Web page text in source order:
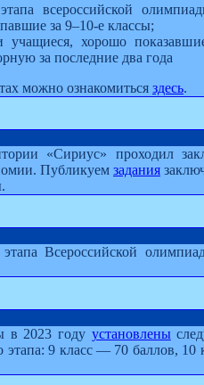
всероссийской
за 9–10-е классы;
хорошо
за последние два года
можно ознакомиться здесь.
«Сириус» проходил
Публикуем задания
этапа Всероссийской
в 2023 году установлены
этапа: 9 класс — 70 баллов,